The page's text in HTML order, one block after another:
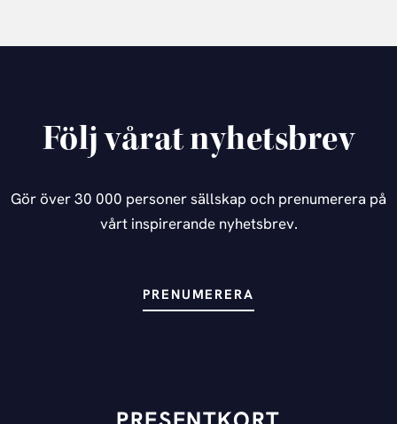
Följ vårat nyhetsbrev
Gör över 30 000 personer sällskap och prenumerera på
vårt inspirerande nyhetsbrev.
PRENUMERERA